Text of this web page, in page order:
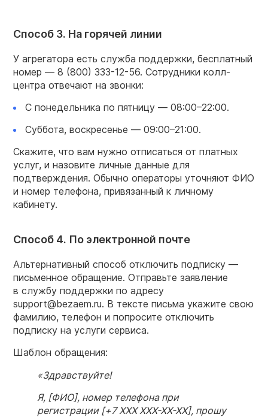
Способ 3. На горячей линии
У агрегатора есть служба поддержки, бесплатный
номер — 8 (800) 333-12-56. Сотрудники колл-
центра отвечают на звонки:
С понедельника по пятницу — 08:00–22:00.
Суббота, воскресенье — 09:00–21:00.
Скажите, что вам нужно отписаться от платных
услуг, и назовите личные данные для
подтверждения. Обычно операторы уточняют ФИО
и номер телефона, привязанный к личному
кабинету.
Способ 4. По электронной почте
Альтернативный способ отключить подписку —
письменное обращение. Отправьте заявление
в службу поддержки по адресу
support@bezaem.ru. В тексте письма укажите свою
фамилию, телефон и попросите отключить
подписку на услуги сервиса.
Шаблон обращения:
«Здравствуйте!
Я, [ФИО], номер телефона при
регистрации [+7 ХХХ ХХХ-ХХ-ХХ], прошу